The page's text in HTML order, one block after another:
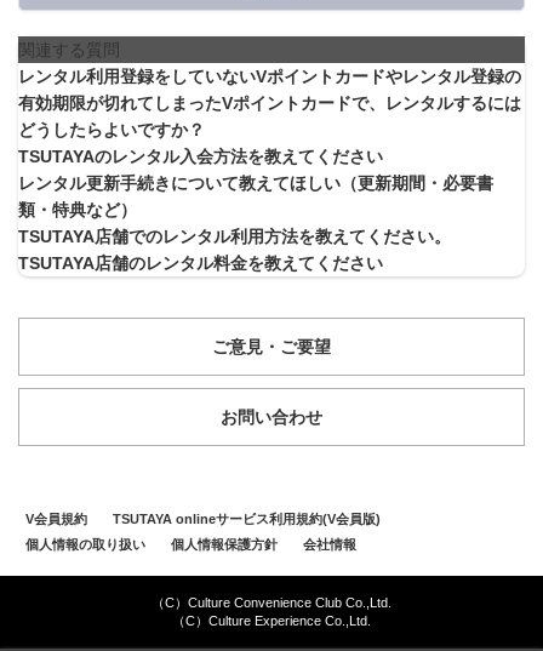
関連する質問
レンタル利用登録をしていないVポイントカードやレンタル登録の
有効期限が切れてしまったVポイントカードで、レンタルするには
どうしたらよいですか？
TSUTAYAのレンタル入会方法を教えてください
レンタル更新手続きについて教えてほしい（更新期間・必要書
類・特典など）
TSUTAYA店舗でのレンタル利用方法を教えてください。
TSUTAYA店舗のレンタル料金を教えてください
ご意見・ご要望
お問い合わせ
V会員規約
TSUTAYA onlineサービス利用規約(V会員版)
個人情報の取り扱い
個人情報保護方針 会社情報
（C）Culture Convenience Club Co.,Ltd.
（C）Culture Experience Co.,Ltd.